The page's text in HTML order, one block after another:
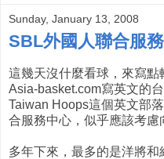
Sunday, January 13, 2008
SBL外國人聯合服
這幾天沒什麼看球，來寫
Asia-basket.com寫英文的
Taiwan Hoops這個英文部
合服務中心，似乎應該考慮
多年下來，最多的是洋將和